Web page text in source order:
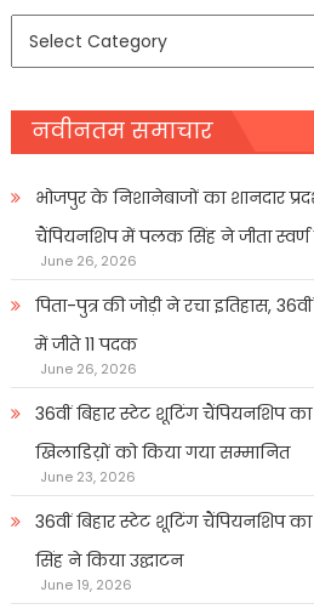
नवीनतम समाचार
भोजपुर के निशानेबाजों का शानदार
चैंपियनशिप में पलक सिंह ने जीता
June 26, 2026
पिता-पुत्र की जोड़ी ने रचा इतिहास,
में जीते 11 पदक
June 26, 2026
36वीं बिहार स्टेट शूटिंग चैंपियनशिप
खिलाडिय़ों को किया गया सम्मानित
June 23, 2026
36वीं बिहार स्टेट शूटिंग चैंपियनशिप
सिंह ने किया उद्घाटन
June 19, 2026